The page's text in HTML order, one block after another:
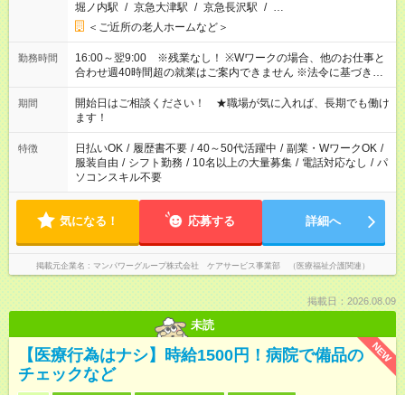
堀ノ内駅 / 京急大津駅 / 京急長沢駅 / …
＜ご近所の老人ホームなど＞
勤務時間
16:00～翌9:00 ※残業なし！ ※Wワークの場合、他のお仕事と
合わせ週40時間超の就業はご案内できません ※法令に基づき、
週20時間以上勤務は社会保険への加入対象となります ※労働者
派遣法（日雇い派遣の原則禁止）により、短時間・短期間の就
業はご案内が難しい場合があります
期間
開始日はご相談ください！ ★職場が気に入れば、長期でも働け
ます！
特徴 日払いOK / 履歴書不要 / 40～50代活躍中 / 副業・WワークOK /
服装自由 / シフト勤務 / 10名以上の大量募集 / 電話対応なし / パ
ソコンスキル不要
気になる！ 応募する 詳細へ
掲載元企業名 マンパワーグループ株式会社 ケアサービス事業部 （医療福祉介護関連）
掲載日：2026.08.09
未読
NEW
【医療行為はナシ】時給1500円！病院で備品の
チェックなど